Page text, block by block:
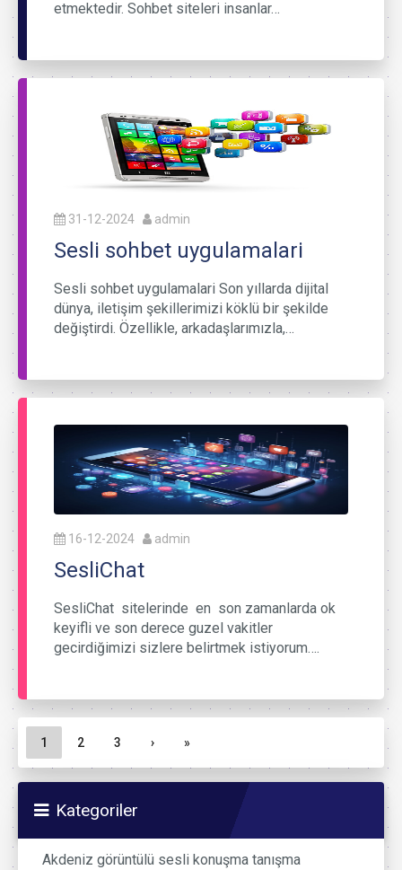
etmektedir. Sohbet siteleri insanlar…
31-12-2024 admin
Sesli sohbet uygulamalari
Sesli sohbet uygulamalari Son yıllarda dijital
dünya, iletişim şekillerimizi köklü bir şekilde
değiştirdi. Özellikle, arkadaşlarımızla,…
16-12-2024 admin
SesliChat
SesliChat sitelerinde en son zamanlarda ok
keyifli ve son derece guzel vakitler
gecirdiğimizi sizlere belirtmek istiyorum….
Sayfa gezinme
Geçerli Sayfa
1 Sayfa
2 Sayfa
3 › »
Kategoriler
Akdeniz görüntülü sesli konuşma tanışma